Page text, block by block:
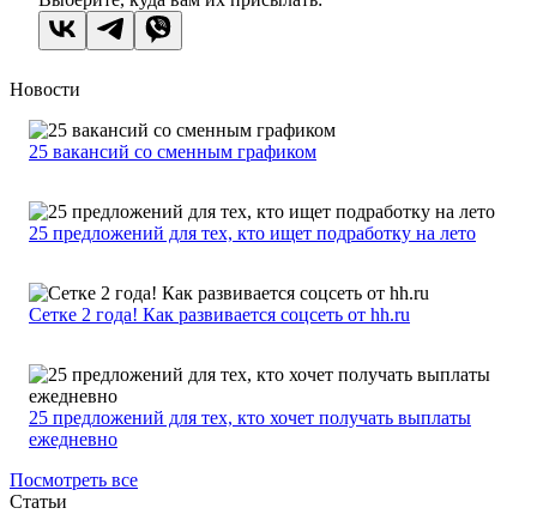
Новости
25 вакансий со сменным графиком
25 предложений для тех, кто ищет подработку на лето
Сетке 2 года! Как развивается соцсеть от hh.ru
25 предложений для тех, кто хочет получать выплаты
ежедневно
Посмотреть все
Статьи